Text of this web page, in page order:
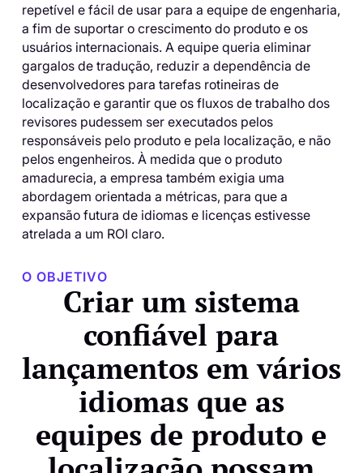
repetível e fácil de usar para a equipe de engenharia,
a fim de suportar o crescimento do produto e os
usuários internacionais. A equipe queria eliminar
gargalos de tradução, reduzir a dependência de
desenvolvedores para tarefas rotineiras de
localização e garantir que os fluxos de trabalho dos
revisores pudessem ser executados pelos
responsáveis ​​pelo produto e pela localização, e não
pelos engenheiros. À medida que o produto
amadurecia, a empresa também exigia uma
abordagem orientada a métricas, para que a
expansão futura de idiomas e licenças estivesse
atrelada a um ROI claro.
O OBJETIVO
Criar um sistema
confiável para
lançamentos em vários
idiomas que as
equipes de produto e